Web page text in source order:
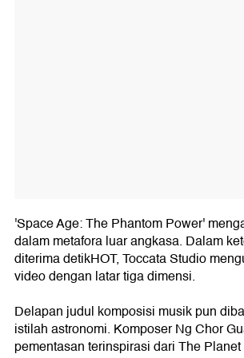
'Space Age: The Phantom Power'
dalam metafora luar angkasa. Dalam
diterima detikHOT, Toccata Studio
video dengan latar tiga dimensi.
Delapan judul komposisi musik pun
istilah astronomi. Komposer Ng Chor
pementasan terinspirasi dari The